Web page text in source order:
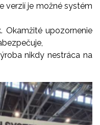
verzií je možné systém
Okamžité upozornenie
nikdy nestráca na